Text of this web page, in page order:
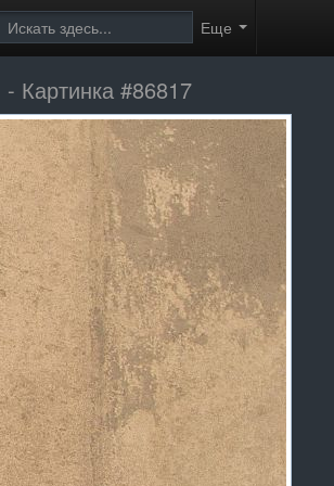
Еще
- Картинка #86817